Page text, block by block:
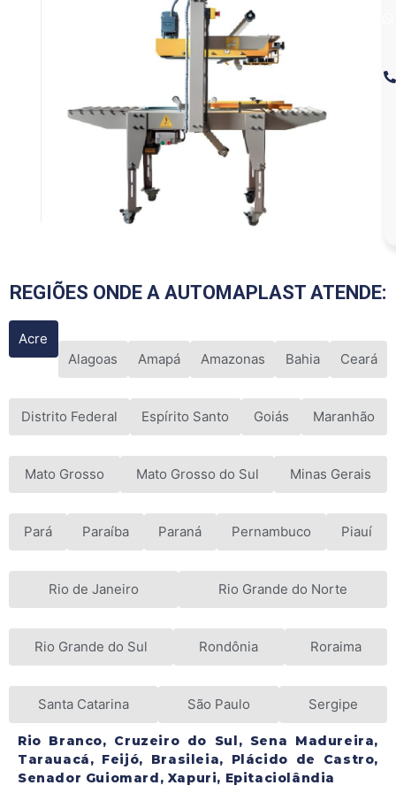
REGIÕES ONDE A AUTOMAPLAST ATENDE:
Acre
Alagoas
Amapá Amazonas Bahia Ceará
Distrito Federal Espírito Santo Goiás Maranhão
Mato Grosso Mato Grosso do Sul Minas Gerais
Pará Paraíba Paraná Pernambuco Piauí
Rio de Janeiro Rio Grande do Norte
Rio Grande do Sul Rondônia Roraima
Santa Catarina São Paulo Sergipe
Rio Branco, Cruzeiro do Sul, Sena Madureira,
Tarauacá, Feijó, Brasileia, Plácido de Castro,
Senador Guiomard, Xapuri, Epitaciolândia